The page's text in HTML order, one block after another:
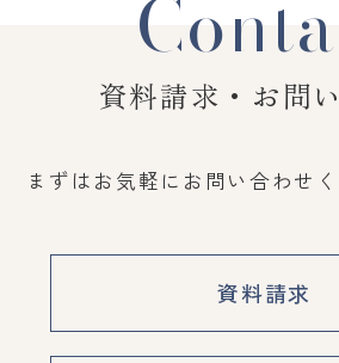
資料請求・お問
まずはお気軽にお問い合わせく
資料請求